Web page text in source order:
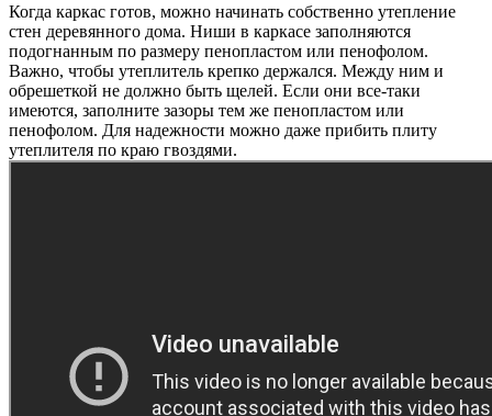
Когда каркас готов, можно начинать собственно утепление
стен деревянного дома. Ниши в каркасе заполняются
подогнанным по размеру пенопластом или пенофолом.
Важно, чтобы утеплитель крепко держался. Между ним и
обрешеткой не должно быть щелей. Если они все-таки
имеются, заполните зазоры тем же пенопластом или
пенофолом. Для надежности можно даже прибить плиту
утеплителя по краю гвоздями.